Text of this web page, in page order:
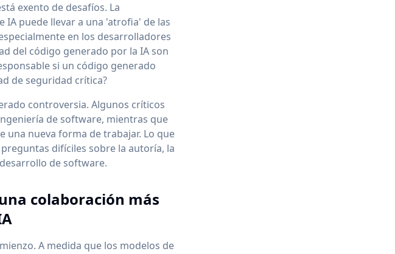
exento de desafíos. La
IA puede llevar a una 'atrofia' de las
en los desarrolladores
del código generado por la IA son
si un código generado
de seguridad crítica?
controversia. Algunos críticos
de software, mientras que
una nueva forma de trabajar. Lo que
difíciles sobre la autoría, la
de software.
colaboración más
A medida que los modelos de